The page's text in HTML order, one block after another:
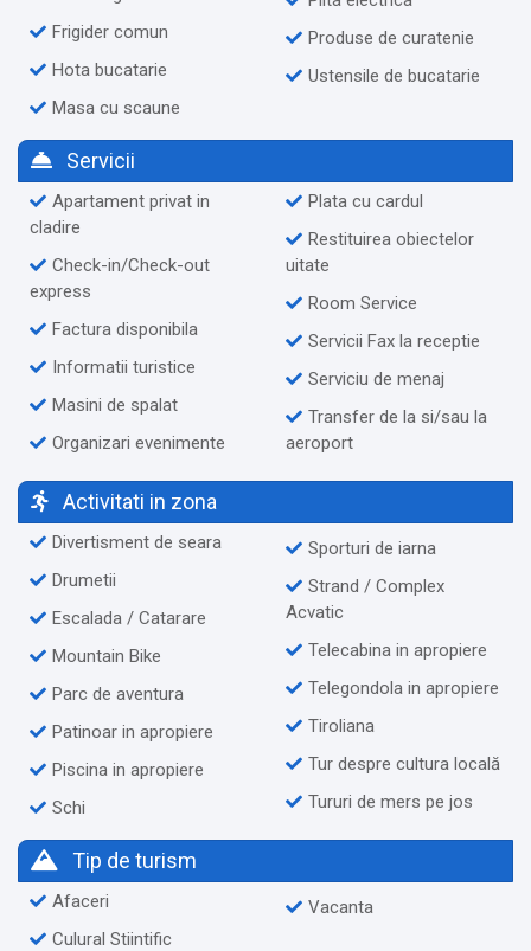
Frigider comun
Hota bucatarie
Masa cu scaune
Produse de curatenie
Ustensile de bucatarie
Servicii
Apartament privat in
cladire
Check-in/Check-out
express
Factura disponibila
Informatii turistice
Masini de spalat
Organizari evenimente
Plata cu cardul
Restituirea obiectelor
uitate
Room Service
Servicii Fax la receptie
Serviciu de menaj
Transfer de la si/sau la
aeroport
Activitati in zona
Divertisment de seara
Drumetii
Escalada / Catarare
Mountain Bike
Parc de aventura
Patinoar in apropiere
Piscina in apropiere
Schi
Sporturi de iarna
Strand / Complex
Acvatic
Telecabina in apropiere
Telegondola in apropiere
Tiroliana
Tur despre cultura locală
Tururi de mers pe jos
Tip de turism
Afaceri
Culural Stiintific
Vacanta